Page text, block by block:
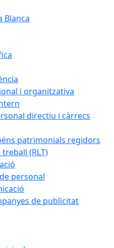
Blanca
i organitzativa
directiu i càrrecs
patrimonials regidors
(RLT)
personal
de publicitat